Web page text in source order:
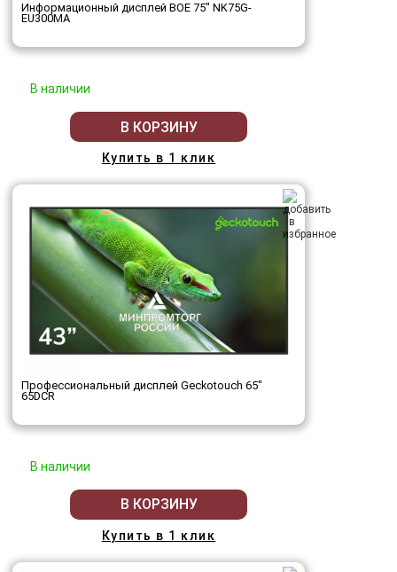
Информационный дисплей BOE 75" NK75G-
EU300MA
В наличии
В КОРЗИНУ
Купить в 1 клик
Профессиональный дисплей Geckotouch 65"
65DCR
В наличии
В КОРЗИНУ
Купить в 1 клик